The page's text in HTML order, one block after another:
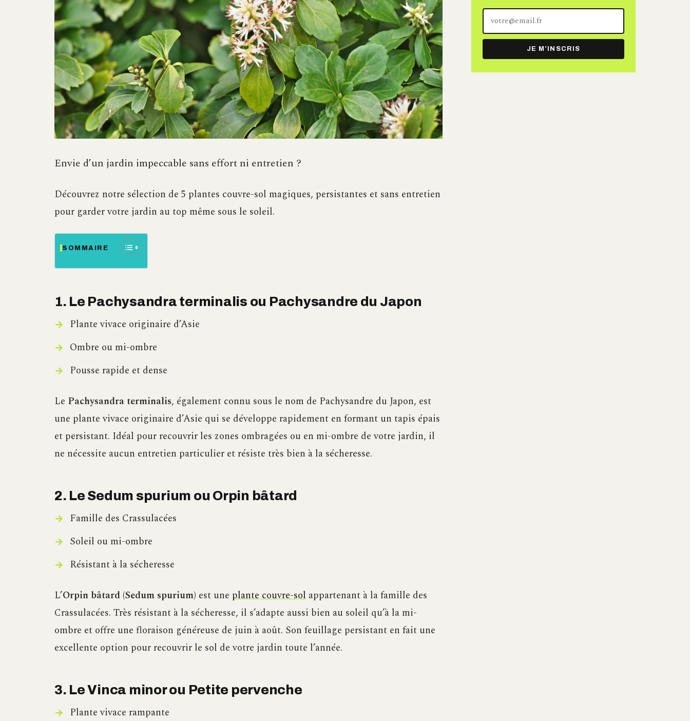
Envie d’un jardin impeccable sans effort ni entretien ?
Découvrez notre sélection de 5 plantes couvre-sol magiques, persistantes et sans entretien
pour garder votre jardin au top même sous le soleil.
SOMMAIRE
1. Le Pachysandra terminalis ou Pachysandre du Japon
Plante vivace originaire d’Asie
Ombre ou mi-ombre
Pousse rapide et dense
Le Pachysandra terminalis, également connu sous le nom de Pachysandre du Japon, est
une plante vivace originaire d’Asie qui se développe rapidement en formant un tapis épais
et persistant. Idéal pour recouvrir les zones ombragées ou en mi-ombre de votre jardin, il
ne nécessite aucun entretien particulier et résiste très bien à la sécheresse.
2. Le Sedum spurium ou Orpin bâtard
Famille des Crassulacées
Soleil ou mi-ombre
Résistant à la sécheresse
L’Orpin bâtard (Sedum spurium) est une plante couvre-sol appartenant à la famille des
Crassulacées. Très résistant à la sécheresse, il s’adapte aussi bien au soleil qu’à la mi-
ombre et offre une floraison généreuse de juin à août. Son feuillage persistant en fait une
excellente option pour recouvrir le sol de votre jardin toute l’année.
3. Le Vinca minor ou Petite pervenche
Plante vivace rampante
adresse
mail
JE M’INSCRIS